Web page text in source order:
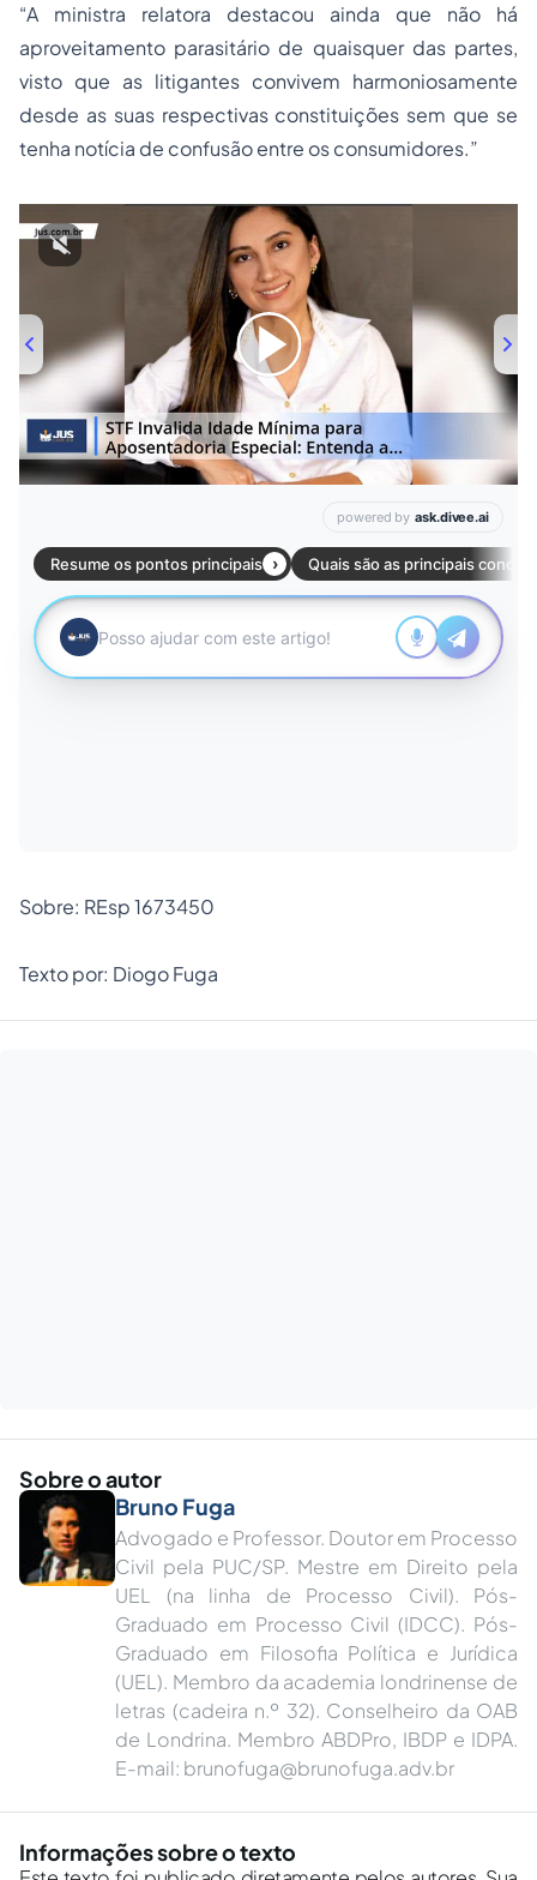
“A ministra relatora destacou ainda que não há
aproveitamento parasitário de quaisquer das partes,
visto que as litigantes convivem harmoniosamente
desde as suas respectivas constituições sem que se
tenha notícia de confusão entre os consumidores.”
00:00/01:00
Sobre: REsp 1673450
Texto por: Diogo Fuga
Sobre o autor
Bruno Fuga
Advogado e Professor. Doutor em Processo
Civil pela PUC/SP. Mestre em Direito pela
UEL (na linha de Processo Civil). Pós-
Graduado em Processo Civil (IDCC). Pós-
Graduado em Filosofia Política e Jurídica
(UEL). Membro da academia londrinense de
letras (cadeira n.º 32). Conselheiro da OAB
de Londrina. Membro ABDPro, IBDP e IDPA.
E-mail: brunofuga@brunofuga.adv.br
Informações sobre o texto